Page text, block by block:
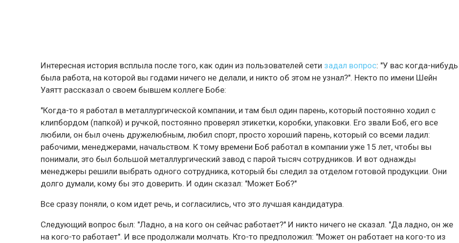
Интересная история всплыла после того, как один из пользователей сети задал вопрос: "У вас когда-нибудь
была работа, на которой вы годами ничего не делали, и никто об этом не узнал?". Некто по имени Шейн
Уаятт рассказал о своем бывшем коллеге Бобе:
"Когда-то я работал в металлургической компании, и там был один парень, который постоянно ходил с
клипбордом (папкой) и ручкой, постоянно проверял этикетки, коробки, упаковки. Его звали Боб, его все
любили, он был очень дружелюбным, любил спорт, просто хороший парень, который со всеми ладил:
рабочими, менеджерами, начальством. К тому времени Боб работал в компании уже 15 лет, чтобы вы
понимали, это был большой металлургический завод с парой тысяч сотрудников. И вот однажды
менеджеры решили выбрать одного сотрудника, который бы следил за отделом готовой продукции. Они
долго думали, кому бы это доверить. И один сказал: "Может Боб?"
Все сразу поняли, о ком идет речь, и согласились, что это лучшая кандидатура.
Следующий вопрос был: "Ладно, а на кого он сейчас работает?" И никто ничего не сказал. "Да ладно, он же
на кого-то работает". И все продолжали молчать. Кто-то предположил: "Может он работает на кого-то из